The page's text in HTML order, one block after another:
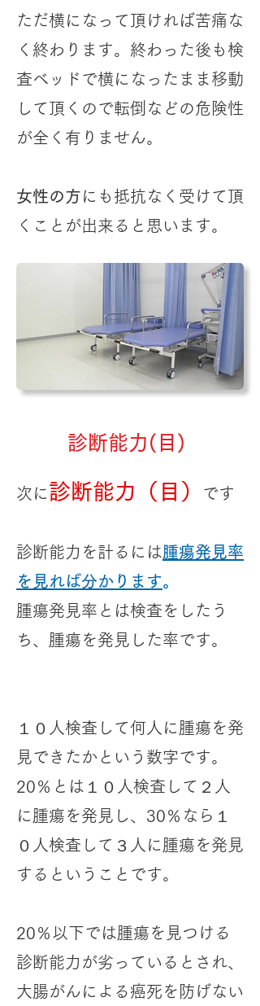
ただ横になって頂ければ苦痛な
く終わります。終わった後も検
査ベッドで横になったまま移動
して頂くので転倒などの危険性
が全く有りません。
女性の方 にも抵抗なく受けて頂
くことが出来ると思います。
​診断能力(目)
次に 診断能力（目） です
診断能力を計るには腫瘍発見率
を見れば分かります。
腫瘍発見率とは検査をしたう
ち、腫瘍を発見した率です。
１０人検査して何人に腫瘍を発
見できたかという数字です。
20％とは１０人検査して２人
に腫瘍を発見し、30％なら​１
０人検査して３人に腫瘍を発見
するということです。
20％以下では腫瘍を見つける
診断能力が劣っているとされ、
大腸がんによる癌死を防げない